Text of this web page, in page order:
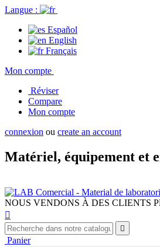
Langue :
Español
English
Français
Mon compte
Réviser
Compare
Mon compte
connexion ou create an account
Matériel, équipement et
NOUS VENDONS À DES CLIENTS


Panier